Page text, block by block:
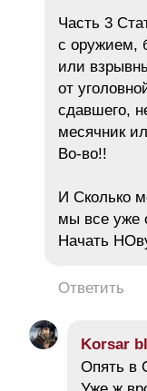
Часть 3
с оружием,
или
от
сдавшего,
месячник
Во-во!!
И Сколько
мы все уже
Начать
Ответить
Korsar
Опять в